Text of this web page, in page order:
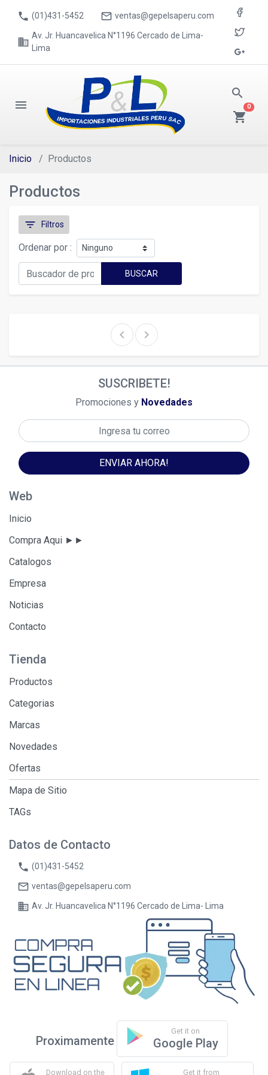
phone (01)431-5452 mail_outline ventas@gepelsaperu.com
business
Av. Jr. Huancavelica N°1196 Cercado de Lima-
Lima
menu
search
shopping_cart
0
Inicio Productos
Productos
filter_list Filtros
Ordenar por :
BUSCAR
chevron_left chevron_right
SUSCRIBETE!
Promociones y Novedades
ENVIAR AHORA!
Web
Inicio
Compra Aqui ►►
Catalogos
Empresa
Noticias
Contacto
Tienda
Productos
Categorias
Marcas
Novedades
Ofertas
Mapa de Sitio
TAGs
Datos de Contacto
phone (01)431-5452
mail_outline ventas@gepelsaperu.com
business Av. Jr. Huancavelica N°1196 Cercado de Lima- Lima
Proximamente
Get it on
Google Play
Download on the Get it from